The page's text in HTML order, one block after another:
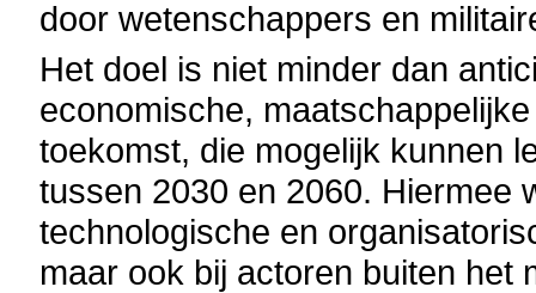
door wetenschappers en
Het doel is niet minder dan
economische,
toekomst, die mogelijk kunnen
tussen 2030 en 2060. Hiermee
technologische en
maar ook bij actoren buiten het